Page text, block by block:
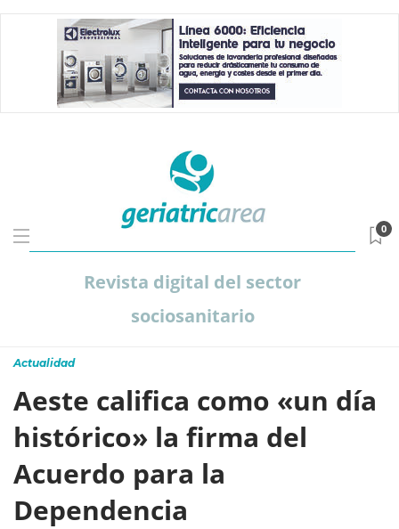
Revista digital del sector
sociosanitario
0
Actualidad
Aeste califica como «un día
histórico» la firma del
Acuerdo para la
Dependencia